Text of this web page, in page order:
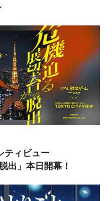
ティビュー
出」本日開幕！